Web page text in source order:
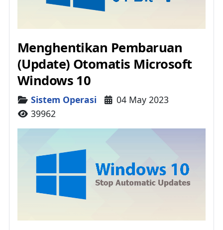
Menghentikan Pembaruan
(Update) Otomatis Microsoft
Windows 10
Details
Sistem Operasi
04 May 2023
39962